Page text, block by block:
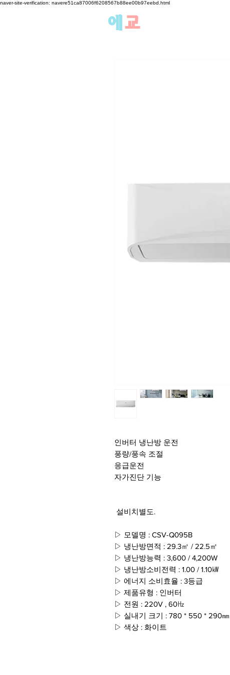
naver-site-verification: navere51ca87006f6208567b88ee00b97eebd.html
에 교
인버터 냉난방 운전
풍량/풍속 조절
응급운전
자가진단 기능
설비치별도.
▷ 모델명 : CSV-Q095B
▷ 냉난방면적 : 29.3㎡ / 22.5㎡
▷ 냉난방능력 : 3,600 / 4,200W
▷ 냉난방소비전력 : 1.00 / 1.10㎾
▷ 에너지 소비효율 : 3등급
▷ 제품유형 : 인버터
▷ 전원 : 220V , 60㎐
▷ 실내기 크기 : 780 * 550 * 290㎜
▷ 색상 : 화이트